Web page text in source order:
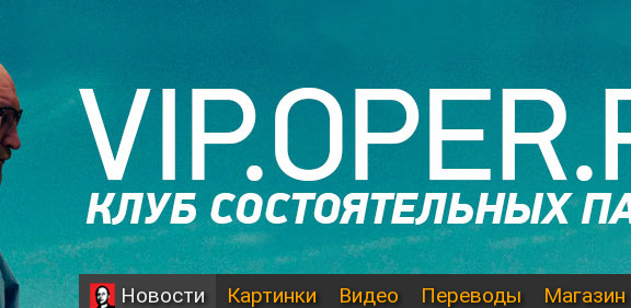
Новости Картинки Видео Переводы Магазин